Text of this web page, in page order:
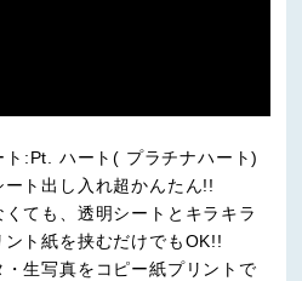
:Pt. ハート( プラチナハート)
ト出し入れ超かんたん!!
ても、透明シートとキラキラ
ト紙を挟むだけでもOK!!
生写真をコピー紙プリントで